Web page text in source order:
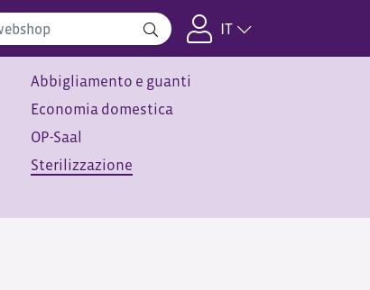
IT
Abbigliamento e guanti
Economia domestica
OP-Saal
Sterilizzazione